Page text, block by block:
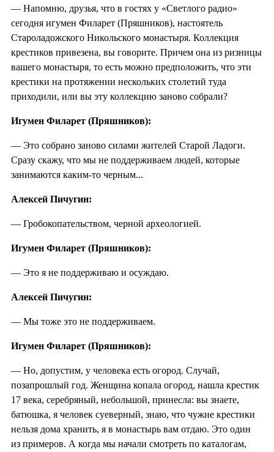
— Напомню, друзья, что в гостях у «Светлого радио»
сегодня игумен Филарет (Пряшников), настоятель
Староладожского Никольского монастыря. Коллекция
крестиков привезена, вы говорите. Причем она из ризницы
вашего монастыря, то есть можно предположить, что эти
крестики на протяжении нескольких столетий туда
приходили, или вы эту коллекцию заново собрали?
Игумен Филарет (Пряшников):
— Это собрано заново силами жителей Старой Ладоги.
Сразу скажу, что мы не поддерживаем людей, которые
занимаются каким-то черным...
Алексей Пичугин:
— Гробокопательством, черной археологией.
Игумен Филарет (Пряшников):
— Это я не поддерживаю и осуждаю.
Алексей Пичугин:
— Мы тоже это не поддерживаем.
Игумен Филарет (Пряшников):
— Но, допустим, у человека есть огород. Случай,
позапрошлый год. Женщина копала огород, нашла крестик
17 века, серебряный, небольшой, принесла: вы знаете,
батюшка, я человек суеверный, знаю, что чужие крестики
нельзя дома хранить, я в монастырь вам отдаю. Это один
из примеров. А когда мы начали смотреть по каталогам,